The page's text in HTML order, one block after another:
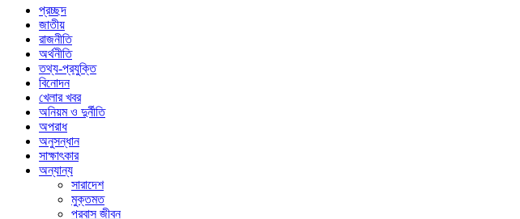
প্রচ্ছদ
জাতীয়
রাজনীতি
অর্থনীতি
তথ্য-প্রযুক্তি
বিনোদন
খেলার খবর
অনিয়ম ও দুর্নীতি
অপরাধ
অনুসন্ধান
সাক্ষাৎকার
অন্যান্য
সারাদেশ
মুক্তমত
প্রবাস জীবন